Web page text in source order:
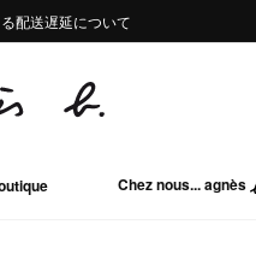
る配送遅延について
配送遅延について
る配送遅延について
Chez nous... agnès